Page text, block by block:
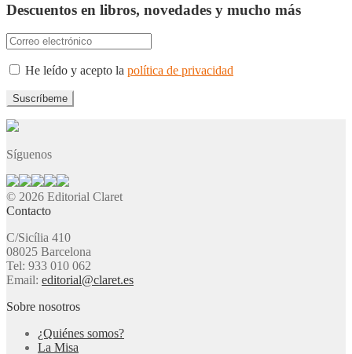
Descuentos en libros, novedades y mucho más
He leído y acepto la política de privacidad
Síguenos
© 2026 Editorial Claret
Contacto
C/Sicília 410
08025 Barcelona
Tel: 933 010 062
Email: editorial@claret.es
Sobre nosotros
¿Quiénes somos?
La Misa